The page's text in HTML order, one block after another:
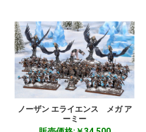
ノーザン エライエンス メガ ア
ーミー